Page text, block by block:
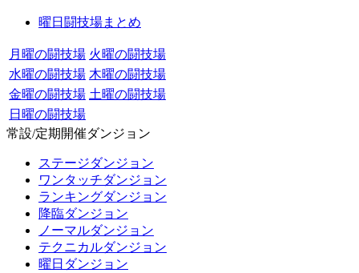
曜日闘技場まとめ
月曜の闘技場 火曜の闘技場
水曜の闘技場 木曜の闘技場
金曜の闘技場 土曜の闘技場
日曜の闘技場
常設/定期開催ダンジョン
ステージダンジョン
ワンタッチダンジョン
ランキングダンジョン
降臨ダンジョン
ノーマルダンジョン
テクニカルダンジョン
曜日ダンジョン